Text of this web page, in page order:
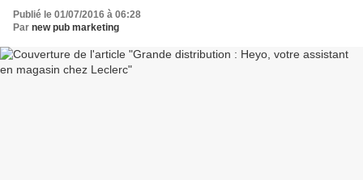
Publié le 01/07/2016 à 06:28
Par new pub marketing